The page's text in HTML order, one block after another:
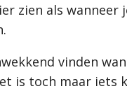
zien als wanneer
vinden
is toch maar iets